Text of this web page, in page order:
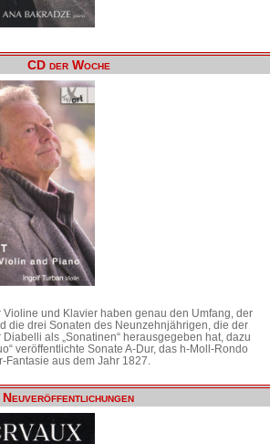
CD der Woche
Violine und Klavier haben genau den Umfang, der
die drei Sonaten des Neunzehnjährigen, die der
als „Sonatinen“ herausgegeben hat, dazu
veröffentlichte Sonate A-Dur, das h-Moll-Rondo
aus dem Jahr 1827.
Neuveröffentlichungen